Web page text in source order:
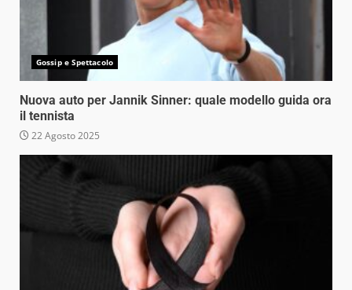
Gossip e Spettacolo
Nuova auto per Jannik Sinner: quale modello guida ora
il tennista
22 Agosto 2025